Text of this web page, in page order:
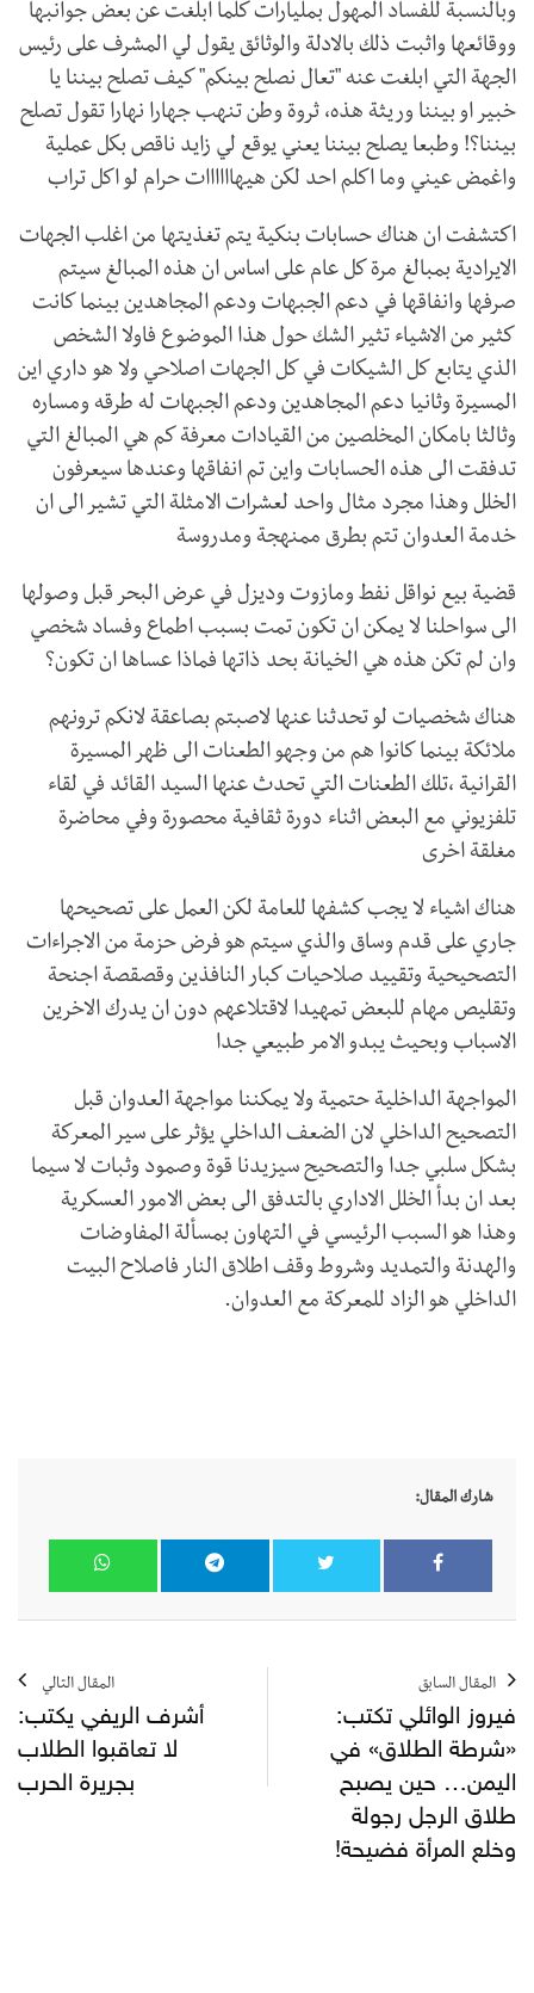
وبالنسبة للفساد المهول بمليارات كلما ابلغت عن بعض جوانبها
ووقائعها واثبت ذلك بالادلة والوثائق يقول لي المشرف على رئيس
الجهة التي ابلغت عنه "تعال نصلح بينكم" كيف تصلح بيننا يا
خبير او بيننا وريثة هذه، ثروة وطن تنهب جهارا نهارا تقول تصلح
بيننا؟! وطبعا يصلح بيننا يعني يوقع لي زايد ناقص بكل عملية
واغمض عيني وما اكلم احد لكن هيهاااااات حرام لو اكل تراب
اكتشفت ان هناك حسابات بنكية يتم تغذيتها من اغلب الجهات
الايرادية بمبالغ مرة كل عام على اساس ان هذه المبالغ سيتم
صرفها وانفاقها في دعم الجبهات ودعم المجاهدين بينما كانت
كثير من الاشياء تثير الشك حول هذا الموضوع فاولا الشخص
الذي يتابع كل الشيكات في كل الجهات اصلاحي ولا هو داري اين
المسيرة وثانيا دعم المجاهدين ودعم الجبهات له طرقه ومساره
وثالثا بامكان المخلصين من القيادات معرفة كم هي المبالغ التي
تدفقت الى هذه الحسابات واين تم انفاقها وعندها سيعرفون
الخلل وهذا مجرد مثال واحد لعشرات الامثلة التي تشير الى ان
خدمة العدوان تتم بطرق ممنهجة ومدروسة
قضية بيع نواقل نفط ومازوت وديزل في عرض البحر قبل وصولها
الى سواحلنا لا يمكن ان تكون تمت بسبب اطماع وفساد شخصي
وان لم تكن هذه هي الخيانة بحد ذاتها فماذا عساها ان تكون؟
هناك شخصيات لو تحدثنا عنها لاصبتم بصاعقة لانكم ترونهم
ملائكة بينما كانوا هم من وجهو الطعنات الى ظهر المسيرة
القرانية ،تلك الطعنات التي تحدث عنها السيد القائد في لقاء
تلفزيوني مع البعض اثناء دورة ثقافية محصورة وفي محاضرة
مغلقة اخرى
هناك اشياء لا يجب كشفها للعامة لكن العمل على تصحيحها
جاري على قدم وساق والذي سيتم هو فرض حزمة من الاجراءات
التصحيحية وتقييد صلاحيات كبار النافذين وقصقصة اجنحة
وتقليص مهام للبعض تمهيدا لاقتلاعهم دون ان يدرك الاخرين
الاسباب وبحيث يبدو الامر طبيعي جدا
المواجهة الداخلية حتمية ولا يمكننا مواجهة العدوان قبل
التصحيح الداخلي لان الضعف الداخلي يؤثر على سير المعركة
بشكل سلبي جدا والتصحيح سيزيدنا قوة وصمود وثبات لا سيما
بعد ان بدأ الخلل الاداري بالتدفق الى بعض الامور العسكرية
وهذا هو السبب الرئيسي في التهاون بمسألة المفاوضات
والهدنة والتمديد وشروط وقف اطلاق النار فاصلاح البيت
الداخلي هو الزاد للمعركة مع العدوان.
شارك المقال:
المقال السابق
فيروز الوائلي تكتب:
«شرطة الطلاق» في
اليمن… حين يصبح
طلاق الرجل رجولة
وخلع المرأة فضيحة!
المقال التالي
أشرف الريفي يكتب:
لا تعاقبوا الطلاب
بجريرة الحرب